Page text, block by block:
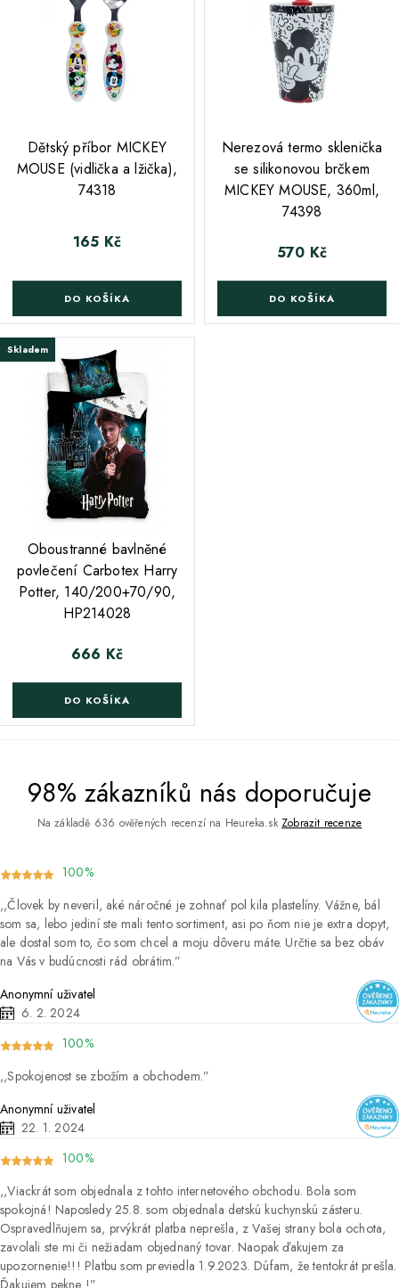
Dětský příbor MICKEY
MOUSE (vidlička a lžička),
74318
Cena
165 Kč
DO KOŠÍKA
Nerezová termo sklenička
se silikonovou brčkem
MICKEY MOUSE, 360ml,
74398
Cena
570 Kč
DO KOŠÍKA
Skladem
Oboustranné bavlněné
povlečení Carbotex Harry
Potter, 140/200+70/90,
HP214028
Cena
666 Kč
DO KOŠÍKA
98% zákazníků nás doporučuje
Na základě 636 ověřených recenzí na Heureka.sk Zobrazit recenze
100%
Človek by neveril, aké náročné je zohnať pol kila plastelíny. Vážne, bál
som sa, lebo jediní ste mali tento sortiment, asi po ňom nie je extra dopyt,
ale dostal som to, čo som chcel a moju dôveru máte. Určtie sa bez obáv
na Vás v budúcnosti rád obrátim.
Anonymní uživatel
6. 2. 2024
100%
Spokojenost se zbožím a obchodem.
Anonymní uživatel
22. 1. 2024
100%
Viackrát som objednala z tohto internetového obchodu. Bola som
spokojná! Naposledy 25.8. som objednala detskú kuchynskú zásteru.
Ospravedlňujem sa, prvýkrát platba neprešla, z Vašej strany bola ochota,
zavolali ste mi či nežiadam objednaný tovar. Naopak ďakujem za
upozornenie!!! Platbu som previedla 1.9.2023. Dúfam, že tentokrát prešla.
Ďakujem pekne !